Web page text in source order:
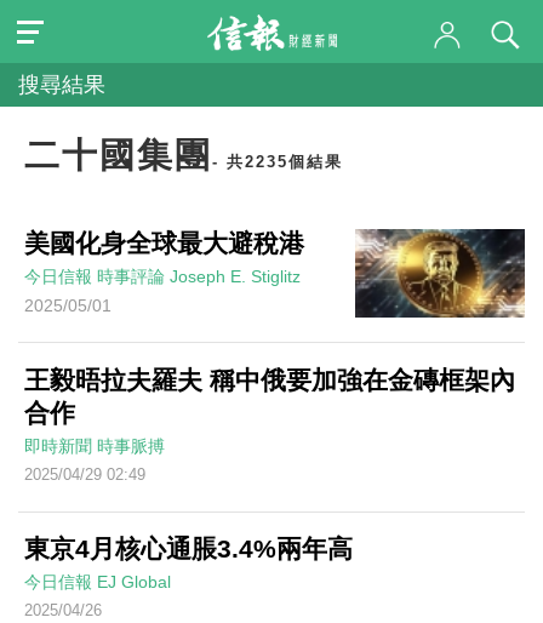
搜尋結果
二十國集團 - 共2235個結果
美國化身全球最大避稅港
今日信報 時事評論 Joseph E. Stiglitz
2025/05/01
王毅晤拉夫羅夫 稱中俄要加強在金磚框架內
合作
即時新聞 時事脈搏
2025/04/29 02:49
東京4月核心通脹3.4%兩年高
今日信報 EJ Global
2025/04/26